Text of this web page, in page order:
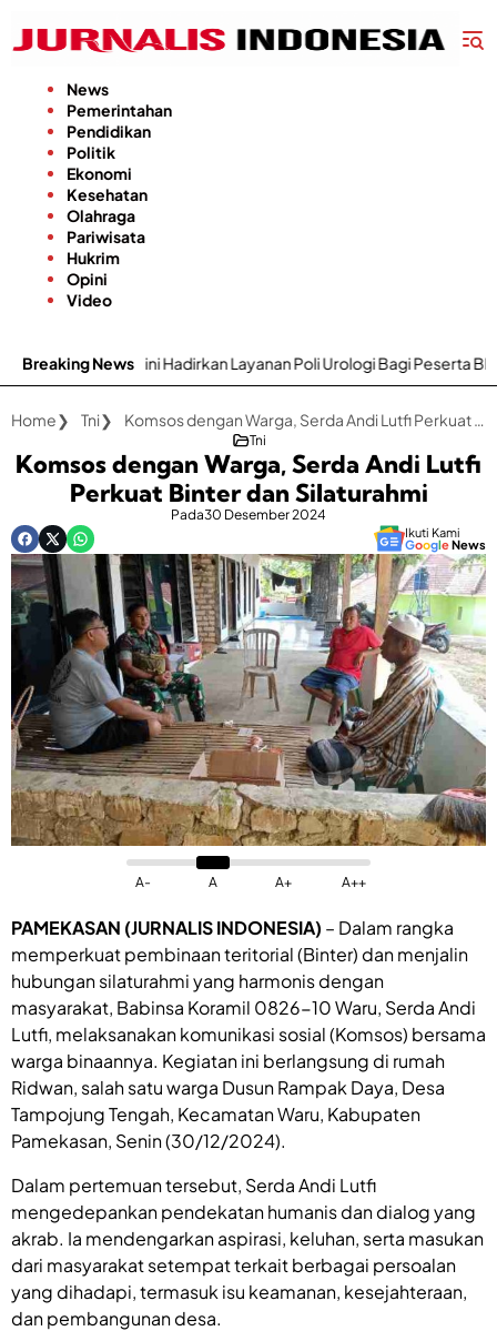
konten
News
Pemerintahan
Pendidikan
Politik
Ekonomi
Kesehatan
Olahraga
Pariwisata
Hukrim
Opini
Video
Breaking News
Layanan Poli Urologi Bagi Peserta BPJS Kesehatan
Home Tni Komsos dengan Warga, Serda Andi Lutfi Perkuat Binter dan Silaturahmi
Tni
Komsos dengan Warga, Serda Andi Lutfi
Perkuat Binter dan Silaturahmi
Pada30 Desember 2024
Ikuti Kami
GoogleNews
A- A A+ A++
PAMEKASAN (JURNALIS INDONESIA) – Dalam rangka
memperkuat pembinaan teritorial (Binter) dan menjalin
hubungan silaturahmi yang harmonis dengan
masyarakat, Babinsa Koramil 0826-10 Waru, Serda Andi
Lutfi, melaksanakan komunikasi sosial (Komsos) bersama
warga binaannya. Kegiatan ini berlangsung di rumah
Ridwan, salah satu warga Dusun Rampak Daya, Desa
Tampojung Tengah, Kecamatan Waru, Kabupaten
Pamekasan, Senin (30/12/2024).
Dalam pertemuan tersebut, Serda Andi Lutfi
mengedepankan pendekatan humanis dan dialog yang
akrab. Ia mendengarkan aspirasi, keluhan, serta masukan
dari masyarakat setempat terkait berbagai persoalan
yang dihadapi, termasuk isu keamanan, kesejahteraan,
dan pembangunan desa.